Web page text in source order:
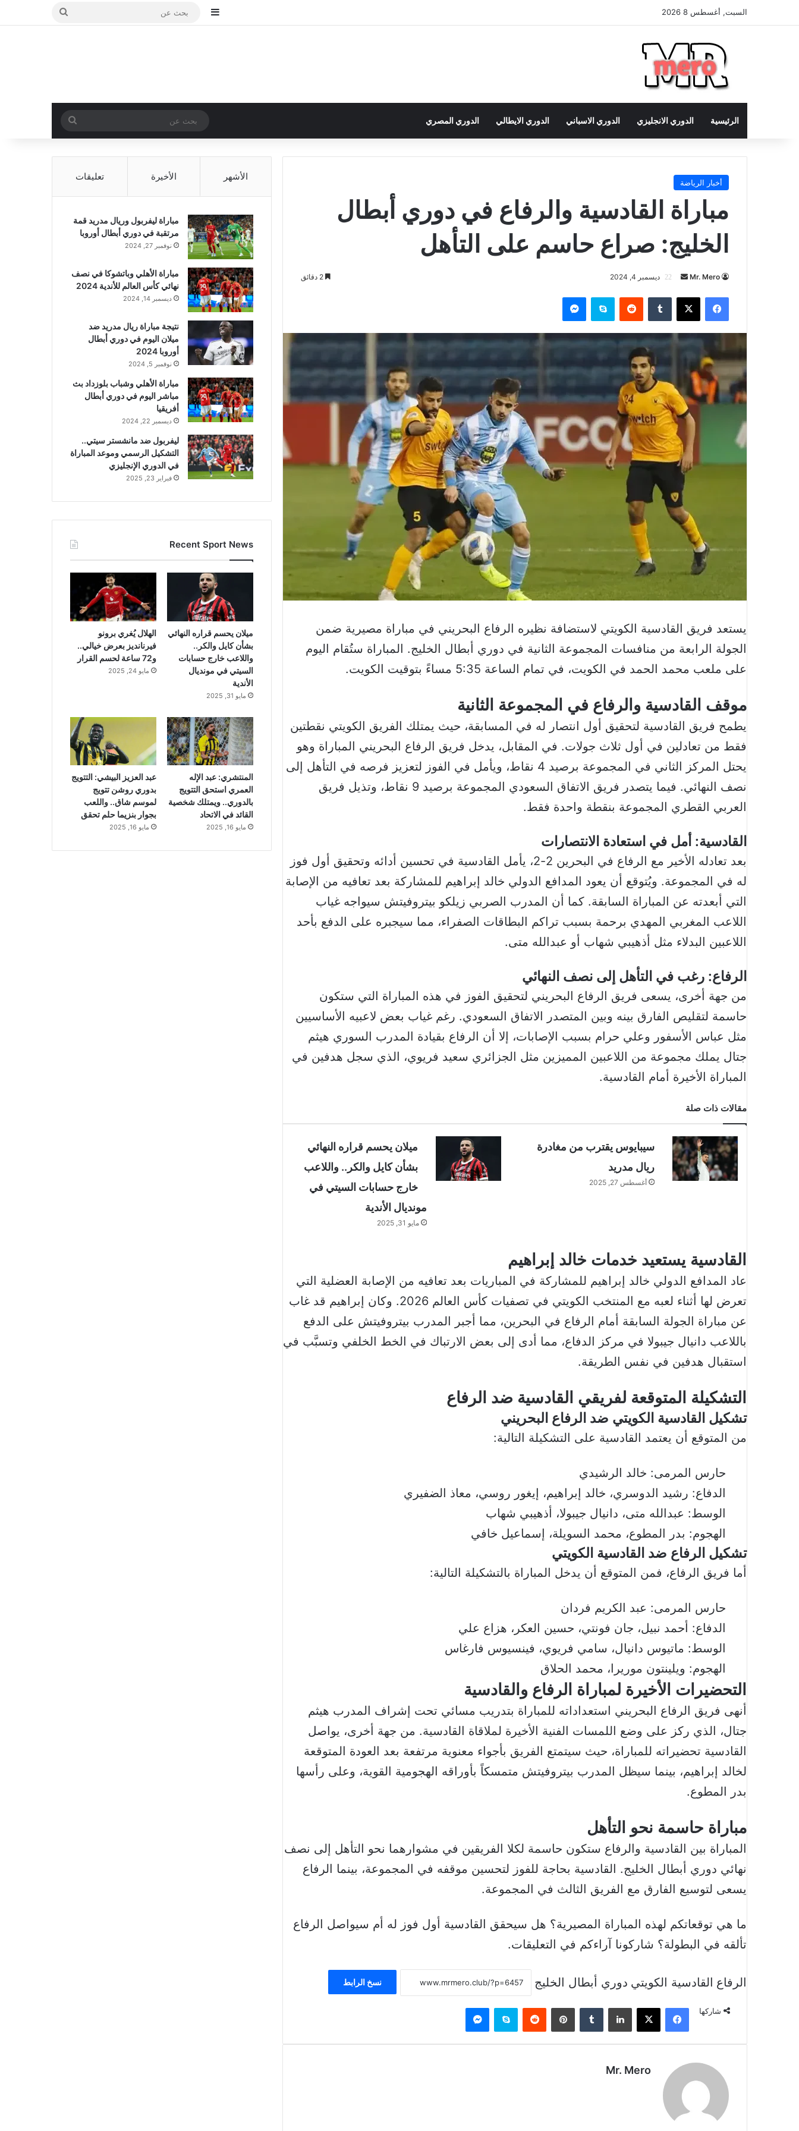
السبت, أغسطس 8 2026 إضافة عمود جانبي
بحث
الرئيسية الدوري الانجليزي الدوري الاسباني الدوري الايطالي الدوري المصري
بحث
عن
أخبار الرياضة
مباراة القادسية والرفاع في دوري أبطال
الخليج: صراع حاسم على التأهل
Mr. Mero
أرسل
إلكترونيا
ديسمبر 4, 2024
فيسبوك ‫X سكايب ماسنجر
يستعد فريق القادسية الكويتي لاستضافة نظيره الرفاع البحريني في مباراة مصيرية ضمن
الجولة الرابعة من منافسات المجموعة الثانية في دوري أبطال الخليج. المباراة ستُقام اليوم
على ملعب محمد الحمد في الكويت، في تمام الساعة 5:35 مساءً بتوقيت الكويت.
موقف القادسية والرفاع في المجموعة الثانية
يطمح فريق القادسية لتحقيق أول انتصار له في المسابقة، حيث يمتلك الفريق الكويتي نقطتين
فقط من تعادلين في أول ثلاث جولات. في المقابل، يدخل فريق الرفاع البحريني المباراة وهو
يحتل المركز الثاني في المجموعة برصيد 4 نقاط، ويأمل في الفوز لتعزيز فرصه في التأهل إلى
نصف النهائي. فيما يتصدر فريق الاتفاق السعودي المجموعة برصيد 9 نقاط، وتذيل فريق
العربي القطري المجموعة بنقطة واحدة فقط.
القادسية: أمل في استعادة الانتصارات
بعد تعادله الأخير مع الرفاع في البحرين 2-2، يأمل القادسية في تحسين أدائه وتحقيق أول فوز
له في المجموعة. ويُتوقع أن يعود المدافع الدولي خالد إبراهيم للمشاركة بعد تعافيه من الإصابة
التي أبعدته عن المباراة السابقة. كما أن المدرب الصربي زيلكو بيتروفيتش سيواجه غياب
اللاعب المغربي المهدي برحمة بسبب تراكم البطاقات الصفراء، مما سيجبره على الدفع بأحد
اللاعبين البدلاء مثل أذهيبي شهاب أو عبدالله متى.
الرفاع: رغب في التأهل إلى نصف النهائي
من جهة أخرى، يسعى فريق الرفاع البحريني لتحقيق الفوز في هذه المباراة التي ستكون
حاسمة لتقليص الفارق بينه وبين المتصدر الاتفاق السعودي. رغم غياب بعض لاعبيه الأساسيين
مثل عباس الأسفور وعلي حرام بسبب الإصابات، إلا أن الرفاع بقيادة المدرب السوري هيثم
جتال يملك مجموعة من اللاعبين المميزين مثل الجزائري سعيد فريوي، الذي سجل هدفين في
المباراة الأخيرة أمام القادسية.
مقالات ذات صلة
سيبايوس يقترب من مغادرة
ريال مدريد
أغسطس 27, 2025
ميلان يحسم قراره النهائي
بشأن كايل والكر.. واللاعب
خارج حسابات السيتي في
مونديال الأندية
مايو 31, 2025
القادسية يستعيد خدمات خالد إبراهيم
عاد المدافع الدولي خالد إبراهيم للمشاركة في المباريات بعد تعافيه من الإصابة العضلية التي
تعرض لها أثناء لعبه مع المنتخب الكويتي في تصفيات كأس العالم 2026. وكان إبراهيم قد غاب
عن مباراة الجولة السابقة أمام الرفاع في البحرين، مما أجبر المدرب بيتروفيتش على الدفع
باللاعب دانيال جيبولا في مركز الدفاع، مما أدى إلى بعض الارتباك في الخط الخلفي وتسبَّب في
استقبال هدفين في نفس الطريقة.
التشكيلة المتوقعة لفريقي القادسية ضد الرفاع
تشكيل القادسية الكويتي ضد الرفاع البحريني
من المتوقع أن يعتمد القادسية على التشكيلة التالية:
حارس المرمى: خالد الرشيدي
الدفاع: رشيد الدوسري، خالد إبراهيم، إيغور روسي، معاذ الضفيري
الوسط: عبدالله متى، دانيال جيبولا، أذهيبي شهاب
الهجوم: بدر المطوع، محمد السويلة، إسماعيل خافي
تشكيل الرفاع ضد القادسية الكويتي
أما فريق الرفاع، فمن المتوقع أن يدخل المباراة بالتشكيلة التالية:
حارس المرمى: عبد الكريم فردان
الدفاع: أحمد نبيل، جان فونتي، حسين العكر، هزاع علي
الوسط: ماتيوس دانيال، سامي فريوي، فينسيوس فارغاس
الهجوم: ويلينتون موريرا، محمد الحلاق
التحضيرات الأخيرة لمباراة الرفاع والقادسية
أنهى فريق الرفاع البحريني استعداداته للمباراة بتدريب مسائي تحت إشراف المدرب هيثم
جتال، الذي ركز على وضع اللمسات الفنية الأخيرة لملاقاة القادسية. من جهة أخرى، يواصل
القادسية تحضيراته للمباراة، حيث سيتمتع الفريق بأجواء معنوية مرتفعة بعد العودة المتوقعة
لخالد إبراهيم، بينما سيظل المدرب بيتروفيتش متمسكاً بأوراقه الهجومية القوية، وعلى رأسها
بدر المطوع.
مباراة حاسمة نحو التأهل
المباراة بين القادسية والرفاع ستكون حاسمة لكلا الفريقين في مشوارهما نحو التأهل إلى نصف
نهائي دوري أبطال الخليج. القادسية بحاجة للفوز لتحسين موقفه في المجموعة، بينما الرفاع
يسعى لتوسيع الفارق مع الفريق الثالث في المجموعة.
ما هي توقعاتكم لهذه المباراة المصيرية؟ هل سيحقق القادسية أول فوز له أم سيواصل الرفاع
تألقه في البطولة؟ شاركونا آراءكم في التعليقات.
الرفاع القادسية الكويتي دوري أبطال الخليج نسخ الرابط
شاركها فيسبوك ‫X لينكدإن بينتيريست سكايب ماسنجر
Mr. Mero
الأشهر الأخيرة تعليقات
مباراة ليفربول وريال مدريد قمة
مرتقبة في دوري أبطال أوروبا
نوفمبر 27, 2024
مباراة الأهلي وباتشوكا في نصف
نهائي كأس العالم للأندية 2024
ديسمبر 14, 2024
نتيجة مباراة ريال مدريد ضد
ميلان اليوم في دوري أبطال
أوروبا 2024
نوفمبر 5, 2024
مباراة الأهلي وشباب بلوزداد بث
مباشر اليوم في دوري أبطال
أفريقيا
ديسمبر 22, 2024
ليفربول ضد مانشستر سيتي..
التشكيل الرسمي وموعد المباراة
في الدوري الإنجليزي
فبراير 23, 2025
Recent Sport News
ميلان يحسم قراره النهائي
بشأن كايل والكر..
واللاعب خارج حسابات
السيتي في مونديال
الأندية
مايو 31, 2025
الهلال يُغري برونو
فيرنانديز بعرض خيالي..
و72 ساعة لحسم القرار
مايو 24, 2025
المنتشري: عبد الإله
العمري استحق التتويج
بالدوري.. ويمتلك شخصية
القائد في الاتحاد
مايو 16, 2025
عبد العزيز البيشي: التتويج
بدوري روشن تتويج
لموسم شاق.. واللعب
بجوار بنزيما حلم تحقق
مايو 16, 2025